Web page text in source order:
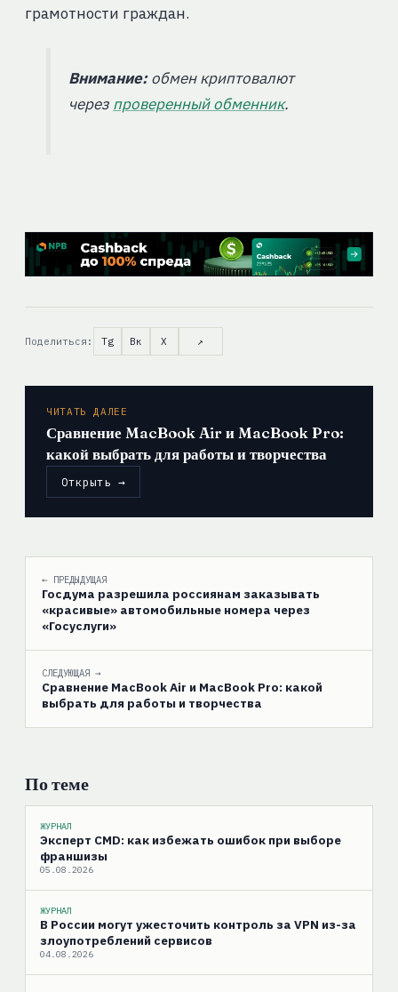
грамотности граждан.
Внимание:обмен криптовалют
через проверенный обменник.
Поделиться: Tg Вк X ↗
ЧИТАТЬ ДАЛЕЕ
Сравнение MacBook Air и MacBook Pro:
какой выбрать для работы и творчества
Открыть →
← ПРЕДЫДУЩАЯ
Госдума разрешила россиянам заказывать
«красивые» автомобильные номера через
«Госуслуги»
СЛЕДУЮЩАЯ →
Сравнение MacBook Air и MacBook Pro: какой
выбрать для работы и творчества
По теме
ЖУРНАЛ
Эксперт CMD: как избежать ошибок при выборе
франшизы
05.08.2026
ЖУРНАЛ
В России могут ужесточить контроль за VPN из-за
злоупотреблений сервисов
04.08.2026